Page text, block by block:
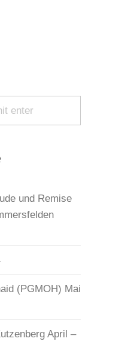
und Remise
(PGMOH) Mai
April –